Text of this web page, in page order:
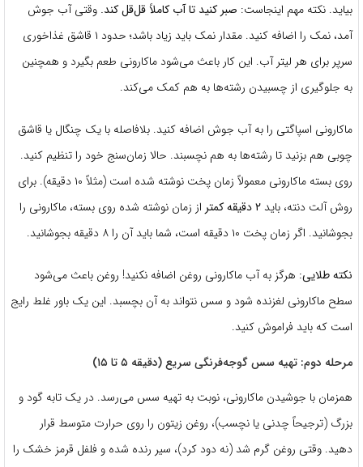
بیاید. نکته مهم اینجاست: صبر کنید تا آب کاملاً قل‌قل کند. وقتی آب جوش
آمد، نمک را اضافه کنید. مقدار نمک باید زیاد باشد؛ حدود ۱ قاشق غذاخوری
سرپر برای هر لیتر آب. این کار باعث می‌شود ماکارونی طعم بگیرد و همچنین
به جلوگیری از چسبیدن رشته‌ها به هم کمک می‌کند.
ماکارونی اسپاگتی را به آب جوش اضافه کنید. بلافاصله با یک چنگال یا قاشق
چوبی هم بزنید تا رشته‌ها به هم نچسبند. حالا زمان‌سنج خود را تنظیم کنید.
روی بسته ماکارونی معمولاً زمان پخت نوشته شده است (مثلاً ۱۰ دقیقه). برای
روش آلت دنته، باید ۲ دقیقه کمتر
از زمان نوشته شده روی بسته، ماکارونی را
بجوشانید. اگر زمان پخت ۱۰ دقیقه است، شما باید آن را ۸ دقیقه بجوشانید.
نکته طلایی: هرگز به آب ماکارونی روغن اضافه نکنید! روغن باعث می‌شود
سطح ماکارونی لغزنده شود و سس نتواند به آن بچسبد. این یک باور غلط رایج
است که باید فراموش کنید.
مرحله دوم: تهیه سس گوجه‌فرنگی سریع (دقیقه ۵ تا ۱۵)
همزمان با جوشیدن ماکارونی، نوبت به تهیه سس می‌رسد. در یک تابه گود و
بزرگ (ترجیحاً چدنی یا نچسب)، روغن زیتون را روی حرارت متوسط قرار
دهید. وقتی روغن گرم شد (نه دود کرد)، سیر رنده شده و فلفل قرمز خشک را